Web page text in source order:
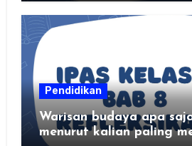
Pendidikan
Warisan budaya apa
menurut kalian paling